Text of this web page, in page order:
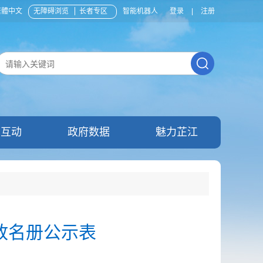
中文 无障碍浏览 长者专区 智能机器人 登录 注册
动 政府数据 魅力芷江
名册公示表